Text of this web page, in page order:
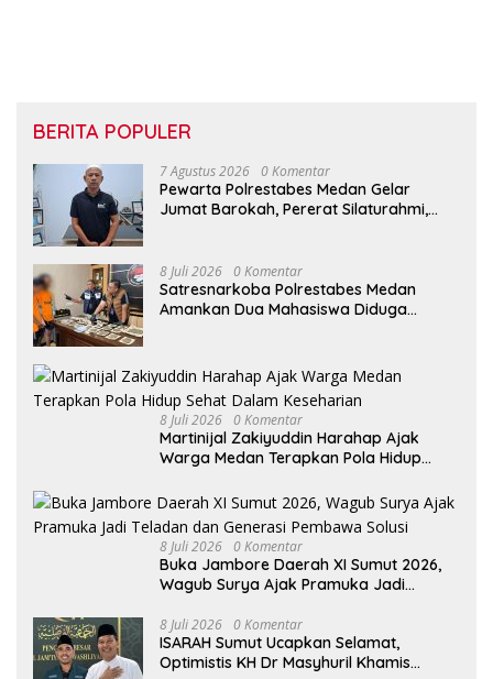
BERITA POPULER
7 Agustus 2026 0 Komentar
Pewarta Polrestabes Medan Gelar
Jumat Barokah, Pererat Silaturahmi,
8 Juli 2026 0 Komentar
Satresnarkoba Polrestabes Medan
Amankan Dua Mahasiswa Diduga
8 Juli 2026 0 Komentar
Martinijal Zakiyuddin Harahap Ajak
Warga Medan Terapkan Pola Hidup
8 Juli 2026 0 Komentar
Buka Jambore Daerah XI Sumut 2026,
Wagub Surya Ajak Pramuka Jadi
8 Juli 2026 0 Komentar
ISARAH Sumut Ucapkan Selamat,
Optimistis KH Dr Masyhuril Khamis